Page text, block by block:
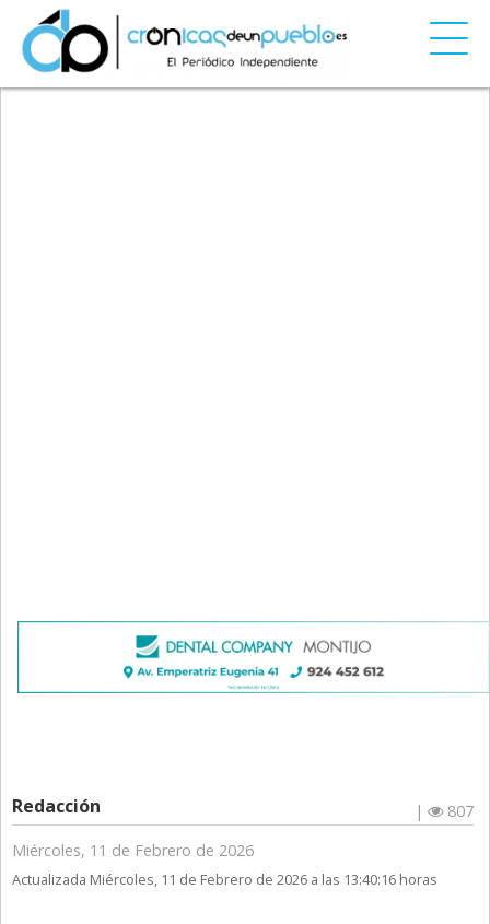
Redacción |
807
Miércoles, 11 de Febrero de 2026
Actualizada Miércoles, 11 de Febrero de 2026 a las 13:40:16 horas